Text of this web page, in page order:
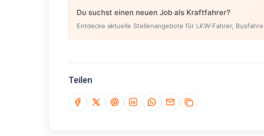
Du suchst einen neuen Job als Kraftfahrer?
Entdecke aktuelle Stellenangebote für LKW-Fahrer,
Teilen